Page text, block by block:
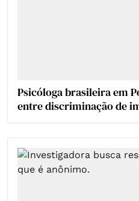
Psicóloga brasileira em
entre discriminação de